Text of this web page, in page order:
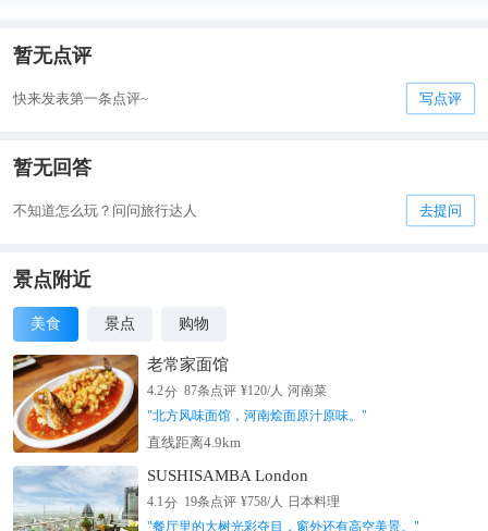
暂无点评
快来发表第一条点评~ 写点评
暂无回答
不知道怎么玩？问问旅行达人 去提问
景点附近
美食 景点 购物
老常家面馆
4.2分 87条点评 ¥120/人 河南菜
"北方风味面馆，河南烩面原汁原味。 "
直线距离4.9km
SUSHISAMBA London
4.1分 19条点评 ¥758/人 日本料理
"餐厅里的大树光彩夺目，窗外还有高空美景。 "